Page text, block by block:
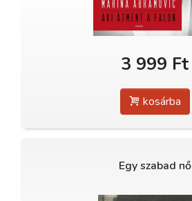
3 999 Ft
kosárba
Egy szabad nő